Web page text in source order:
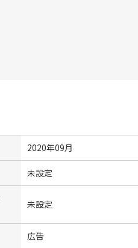
2020年09月
未設定
未設定
広告